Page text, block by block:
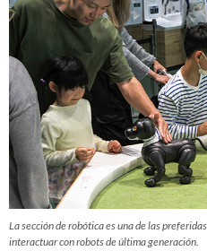
La sección de robótica es una de las
interactuar con robots de última generación.